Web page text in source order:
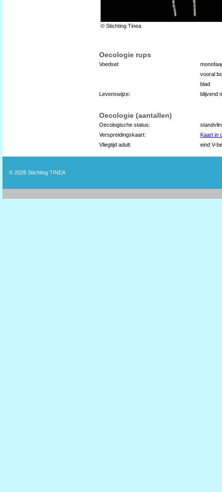
© Stichting Tinea
Oecologie rups
Voedsel:
vooral
blad
Levenswijze:
blijvend
Oecologie (aantallen)
Oecologische status:
Verspreidingskaart:
Kaart in
Vliegtijd adult:
eind V-
© 2026 Stichting TINEA